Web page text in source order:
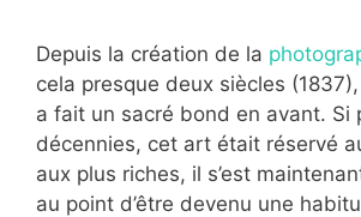
Depuis la création de la
cela presque deux siècles
a fait un sacré bond en avant. Si
décennies, cet art était réservé
aux plus riches, il s’est
au point d’être devenu une